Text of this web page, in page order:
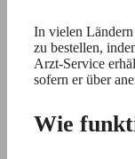
In vielen
zu bestellen,
Arzt-Service
sofern er über
Wie